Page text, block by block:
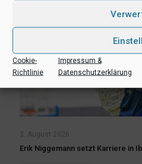
Cookie-
Richtlinie
Impressum &
Datenschutzerklärung
3. August 2026
Erik Niggemann setzt Karriere in